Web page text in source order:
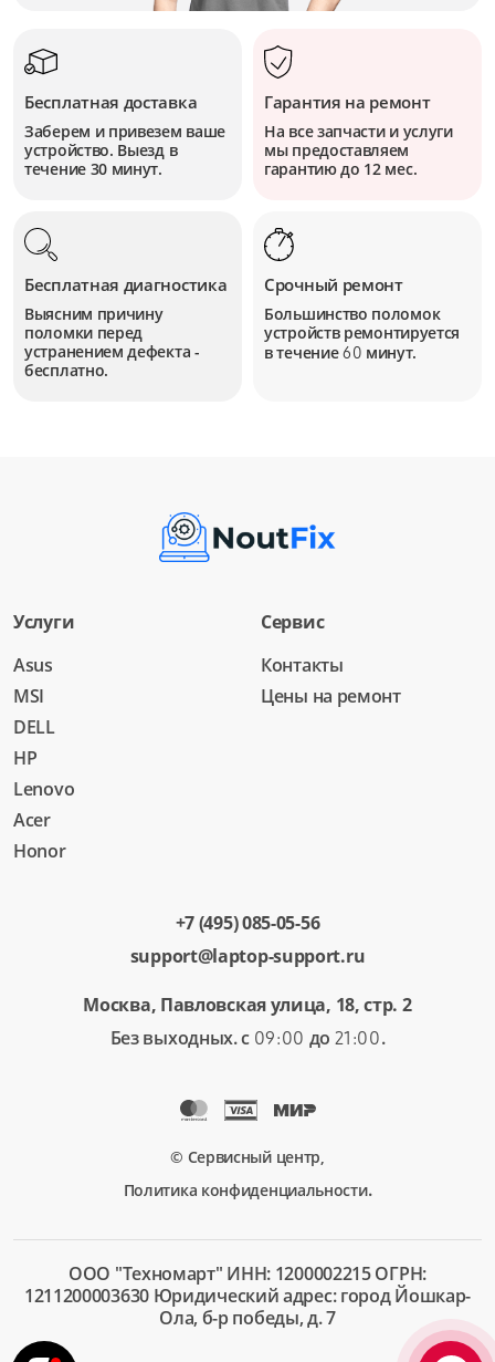
Бесплатная доставка
Заберем и привезем ваше
устройство. Выезд в
течение 30 минут.
Гарантия на ремонт
На все запчасти и услуги
мы предоставляем
гарантию до 12 мес.
Бесплатная диагностика
Выясним причину
поломки перед
устранением дефекта -
бесплатно.
Срочный ремонт
Большинство поломок
устройств ремонтируется
в течение60 минут.
Услуги
Asus
MSI
DELL
HP
Lenovo
Acer
Honor
Сервис
Контакты
Цены на ремонт
+7 (495) 085-05-56
support@laptop-support.ru
Москва, Павловская улица, 18, стр. 2
Без выходных. с 09:00 до 21:00.
© Сервисный центр,
Политика конфиденциальности.
ООО "Техномарт" ИНН: 1200002215 ОГРН:
1211200003630 Юридический адрес: город Йошкар-
Ола, б-р победы, д. 7
+7 (495)